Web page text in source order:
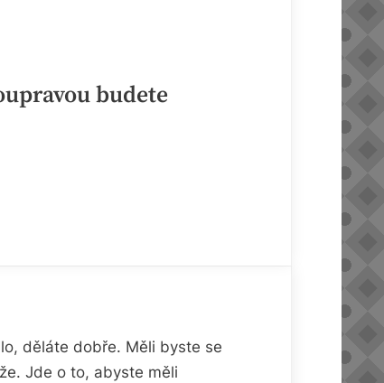
budete
děláte dobře. Měli byste se
Jde o to, abyste měli